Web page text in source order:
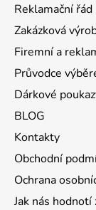
Reklamační řád
Zakázková
Firemní a
Průvodce
Dárkové
BLOG
Kontakty
Obchodní
Ochrana
Jak nás hodnotí